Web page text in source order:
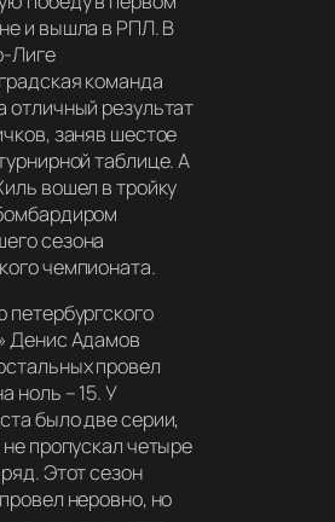
и вышла в РПЛ. В
Лиге
команда
отличный результат
заняв шестое
таблице. А
вошел в тройку
сезона
чемпионата.
петербургского
Денис Адамов
провел
ноль – 15. У
было две серии,
не пропускал четыре
Этот сезон
неровно, но